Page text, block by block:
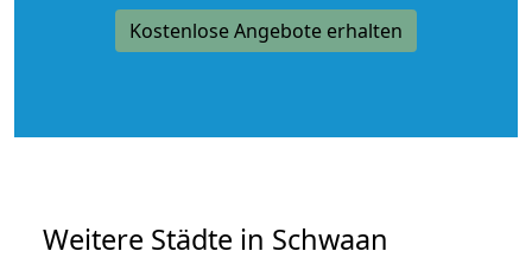
Kostenlose Angebote erhalten
Weitere Städte in Schwaan